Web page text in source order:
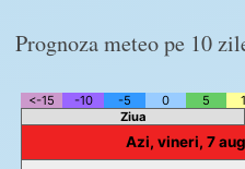
Prognoza meteo pe 10
<-15 -10 -5 0 5
Ziua
Azi, vineri, 7